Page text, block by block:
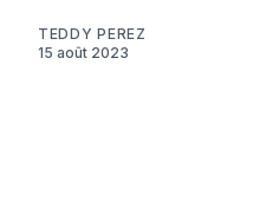
TEDDY PEREZ
15 août 2023